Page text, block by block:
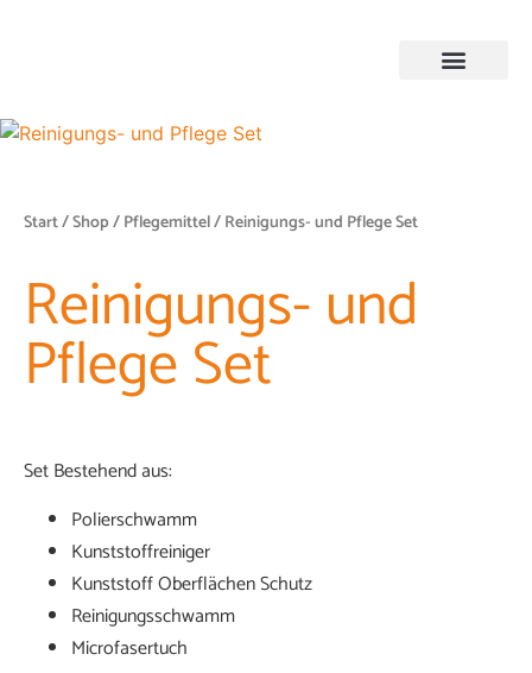
Start/Shop/Pflegemittel/ Reinigungs- und Pflege Set
Reinigungs- und
Pflege Set
Set Bestehend aus:
Polierschwamm
Kunststoffreiniger
Kunststoff Oberflächen Schutz
Reinigungsschwamm
Microfasertuch